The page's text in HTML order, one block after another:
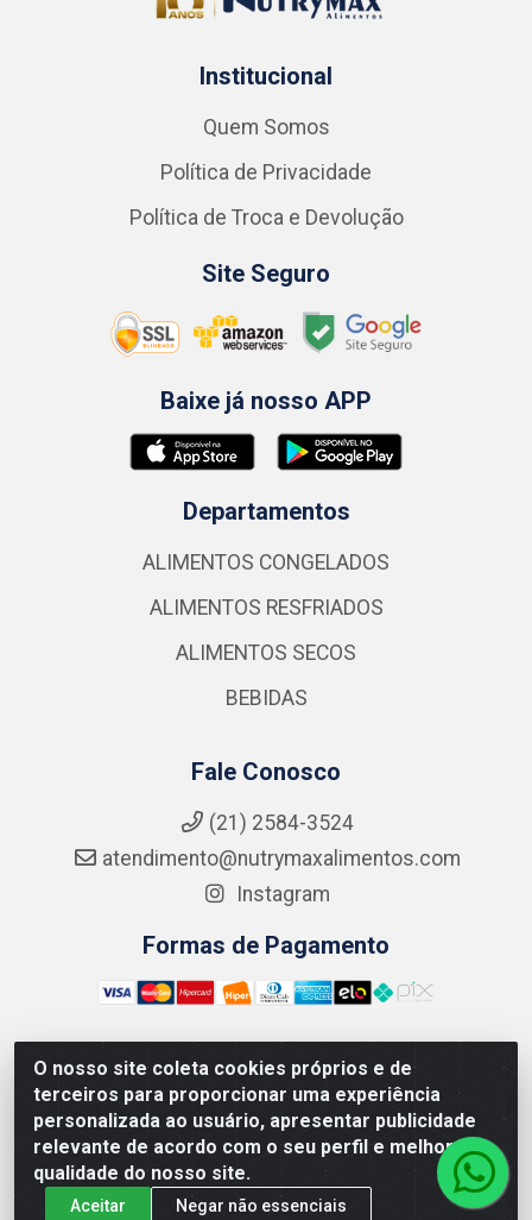
O nosso site coleta cookies próprios e de
terceiros para proporcionar uma experiência
personalizada ao usuário, apresentar publicidade
relevante de acordo com o seu perfil e melhorar a
qualidade do nosso site.
Aceitar Negar não essenciais
Institucional
Quem Somos
Política de Privacidade
Política de Troca e Devolução
Site Seguro
Baixe já nosso APP
Departamentos
ALIMENTOS CONGELADOS
ALIMENTOS RESFRIADOS
ALIMENTOS SECOS
BEBIDAS
Fale Conosco
(21) 2584-3524
atendimento@nutrymaxalimentos.com
Instagram
Formas de Pagamento
NUTRY MAX COMÉRCIO DE PRODUTOS ALIMENTICIOS
LTDA - RUA DO FEIJÃO, 721 PENHA CIRCULAR/RJ -
CNPJ: 15.796.122/0001-03